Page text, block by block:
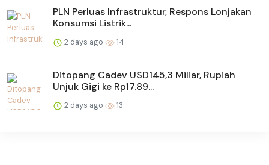
PLN Perluas Infrastruktur, Respons Lonjakan
Konsumsi Listrik...
2 days ago 14
Ditopang Cadev USD145,3 Miliar, Rupiah
Unjuk Gigi ke Rp17.89...
2 days ago 13